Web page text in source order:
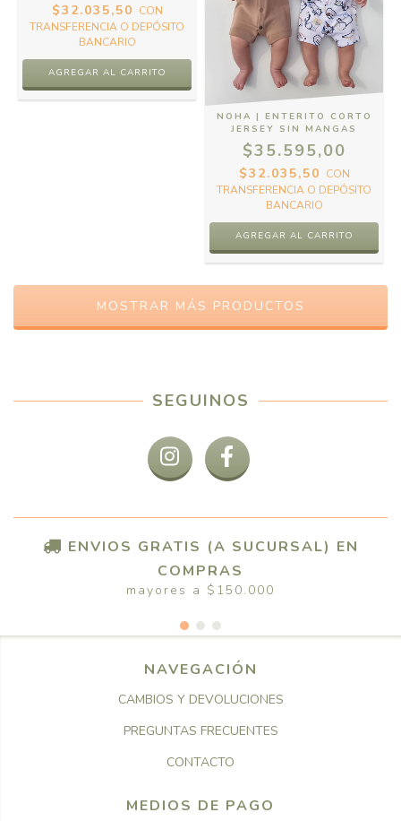
$32.035,50 CON
TRANSFERENCIA O DEPÓSITO
BANCARIO
AGREGAR AL CARRITO
NOHA | ENTERITO CORTO
JERSEY SIN MANGAS
$35.595,00
$32.035,50 CON
TRANSFERENCIA O DEPÓSITO
BANCARIO
AGREGAR AL CARRITO
MOSTRAR MÁS PRODUCTOS
SEGUINOS
ENVIOS GRATIS (A SUCURSAL) EN
COMPRAS
mayores a $150.000
NAVEGACIÓN
CAMBIOS Y DEVOLUCIONES
PREGUNTAS FRECUENTES
CONTACTO
MEDIOS DE PAGO